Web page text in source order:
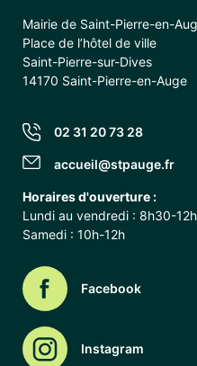
Mairie de Saint-Pierre-en-
Place de l’hôtel de ville
Saint-Pierre-sur-Dives
14170 Saint-Pierre-en-Auge
02 31 20 73 28
accueil@stpauge.fr
Horaires d'ouverture :
Lundi au vendredi : 8h30-
Samedi : 10h-12h
Facebook
Instagram